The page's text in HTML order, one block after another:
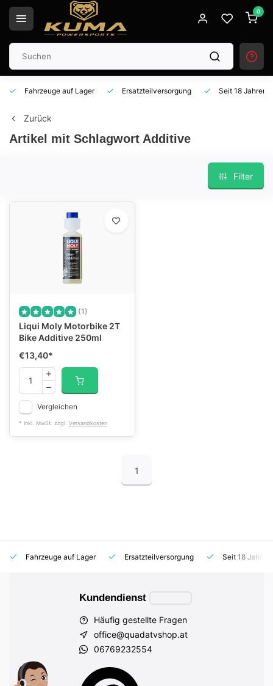
0
Fahrzeuge auf Lager Ersatzteilversorgung Seit 18 Jahren
Zurück
Artikel mit Schlagwort Additive
Filter
(1)
Liqui Moly Motorbike 2T
Bike Additive 250ml
€13,40*
Vergleichen
* Inkl. MwSt. zzgl. Versandkosten
1
Fahrzeuge auf Lager Ersatzteilversorgung Seit 18
Kundendienst
Häufig gestellte Fragen
office@quadatvshop.at
06769232554